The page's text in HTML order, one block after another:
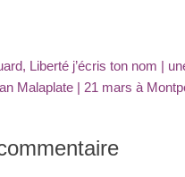
Liberté j’écris ton nom |
Malaplate | 21 mars à